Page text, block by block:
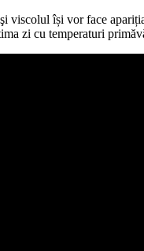
viscolul își vor face
zi cu temperaturi